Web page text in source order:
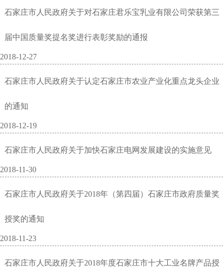
石家庄市人民政府关于对石家庄君乐宝乳业有限公司荣获第三
届中国质量奖提名奖进行表彰奖励的通报
2018-12-27
石家庄市人民政府关于认定石家庄市农业产业化重点龙头企业
的通知
2018-12-19
石家庄市人民政府关于加快石家庄电网发展建设的实施意见
2018-11-30
石家庄市人民政府关于2018年（第四届）石家庄市政府质量奖
授奖的通知
2018-11-23
石家庄市人民政府关于2018年度石家庄市十大工业名牌产品授